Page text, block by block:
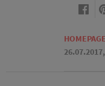
HOMEPAGE